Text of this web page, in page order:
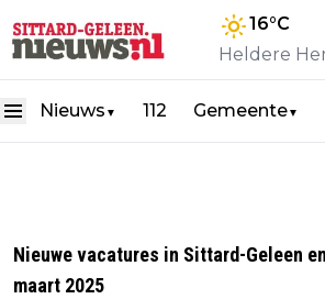
16°C
Heldere
Nieuws ▼ 112 Gemeente▼
Nieuwe vacatures in Sittard-Geleen
maart 2025